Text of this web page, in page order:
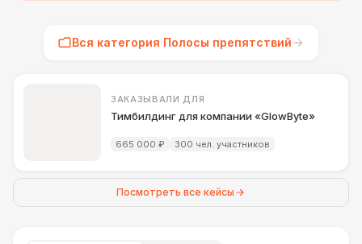
Вся категория Полосы препятствий
ЗАКАЗЫВАЛИ ДЛЯ
Тимбилдинг для компании «GlowByte»
665 000 ₽ 300 чел. участников
Посмотреть все кейсы